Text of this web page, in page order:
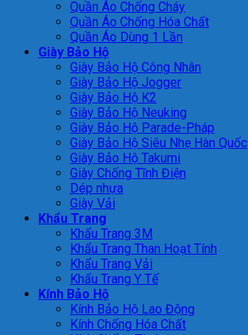
Quần Áo Chống Cháy
Quần Áo Chống Hóa Chất
Quần Áo Dùng 1 Lần
Giày Bảo Hộ
Giày Bảo Hộ Công Nhân
Giày Bảo Hộ Jogger
Giày Bảo Hộ K2
Giày Bảo Hộ Neuking
Giày Bảo Hộ Parade-Pháp
Giày Bảo Hộ Siêu Nhẹ Hàn Quốc
Giày Bảo Hộ Takumi
Giày Chống Tĩnh Điện
Dép nhựa
Giày Vải
Khẩu Trang
Khẩu Trang 3M
Khẩu Trang Than Hoạt Tính
Khẩu Trang Vải
Khẩu Trang Y Tế
Kính Bảo Hộ
Kính Bảo Hộ Lao Động
Kính Chống Hóa Chất